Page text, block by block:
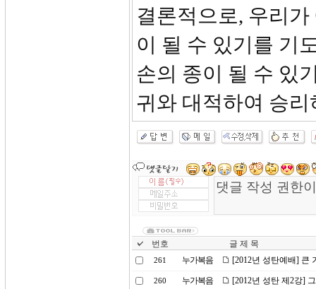
결론적으로, 우리
이 될 수 있기를 기
손의 종이 될 수 있
귀와 대적하여 승
번호 글 제 목
261 누가복음 [2012년 성탄예배] 큰
260 누가복음 [2012년 성탄 제2강]